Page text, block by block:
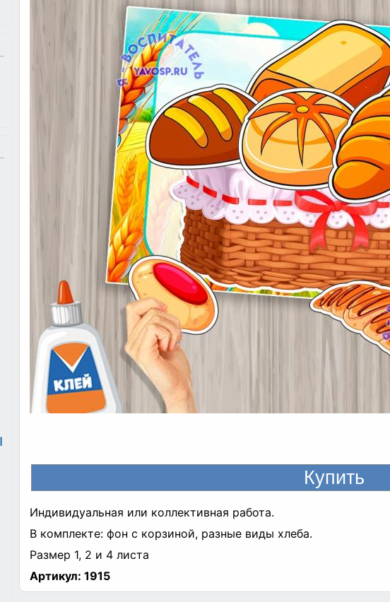
Индивидуальная или коллективная работа.
В комплекте: фон с корзиной, разные виды хлеба.
Размер 1, 2 и 4 листа
Артикул: 1915